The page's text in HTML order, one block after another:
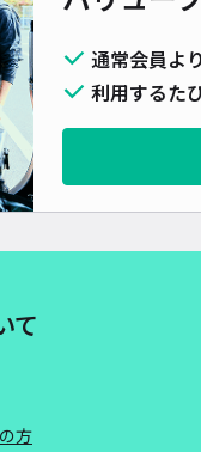
通常会員よ
利用するた
て
方